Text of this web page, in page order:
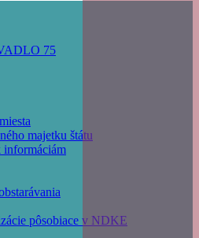
75
majetku štátu
informáciám
pôsobiace v NDKE